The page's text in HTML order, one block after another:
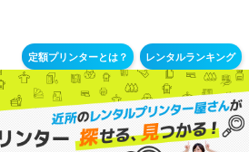
定額プリンターとは？ レンタルランキング